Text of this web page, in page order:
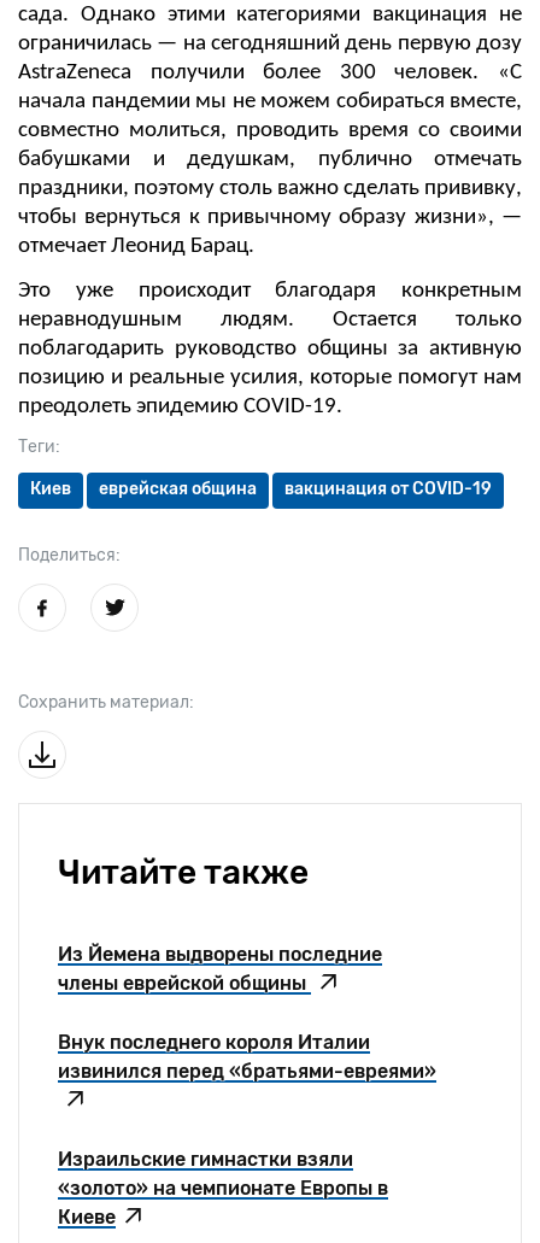
Теги:
Киев еврейская община вакцинация от COVID-19
Поделиться:
Сохранить материал:
сада. Однако этими категориями вакцинация не
ограничилась — на сегодняшний день первую дозу
AstraZeneca получили более 300 человек. «С
начала пандемии мы не можем собираться вместе,
совместно молиться, проводить время со своими
бабушками и дедушкам, публично отмечать
праздники, поэтому столь важно сделать прививку,
чтобы вернуться к привычному образу жизни», —
отмечает Леонид Барац.
Это уже происходит благодаря конкретным
неравнодушным людям. Остается только
поблагодарить руководство общины за активную
позицию и реальные усилия, которые помогут нам
преодолеть эпидемию COVID-19.
Читайте также
Из Йемена выдворены последние
члены еврейской общины
Внук последнего короля Италии
извинился перед «братьями-евреями»
Израильские гимнастки взяли
«золото» на чемпионате Европы в
Киеве